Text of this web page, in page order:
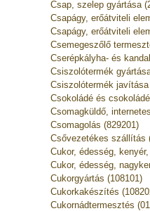
Csap, szelep gyártása
Csapágy, erőátviteli
Csapágy, erőátviteli
Csemegeszőlő
Cserépkályha- és
Csiszolótermék
Csiszolótermék javítása
Csokoládé és
Csomagküldő,
Csomagolás (829201)
Csővezetékes szállítás
Cukor, édesség,
Cukor, édesség,
Cukorgyártás (108101)
Cukorkakészítés
Cukornádtermesztés